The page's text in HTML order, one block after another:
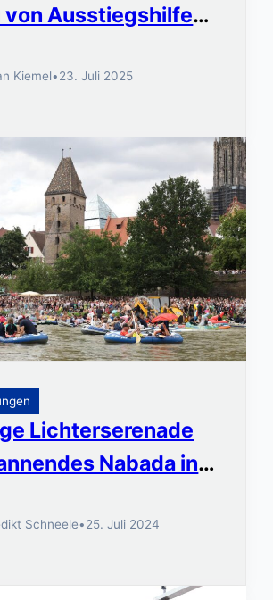
von Ausstiegshilfen
Kiemel•23. Juli 2025
Lichterserenade
Nabada in
Schneele•25. Juli 2024